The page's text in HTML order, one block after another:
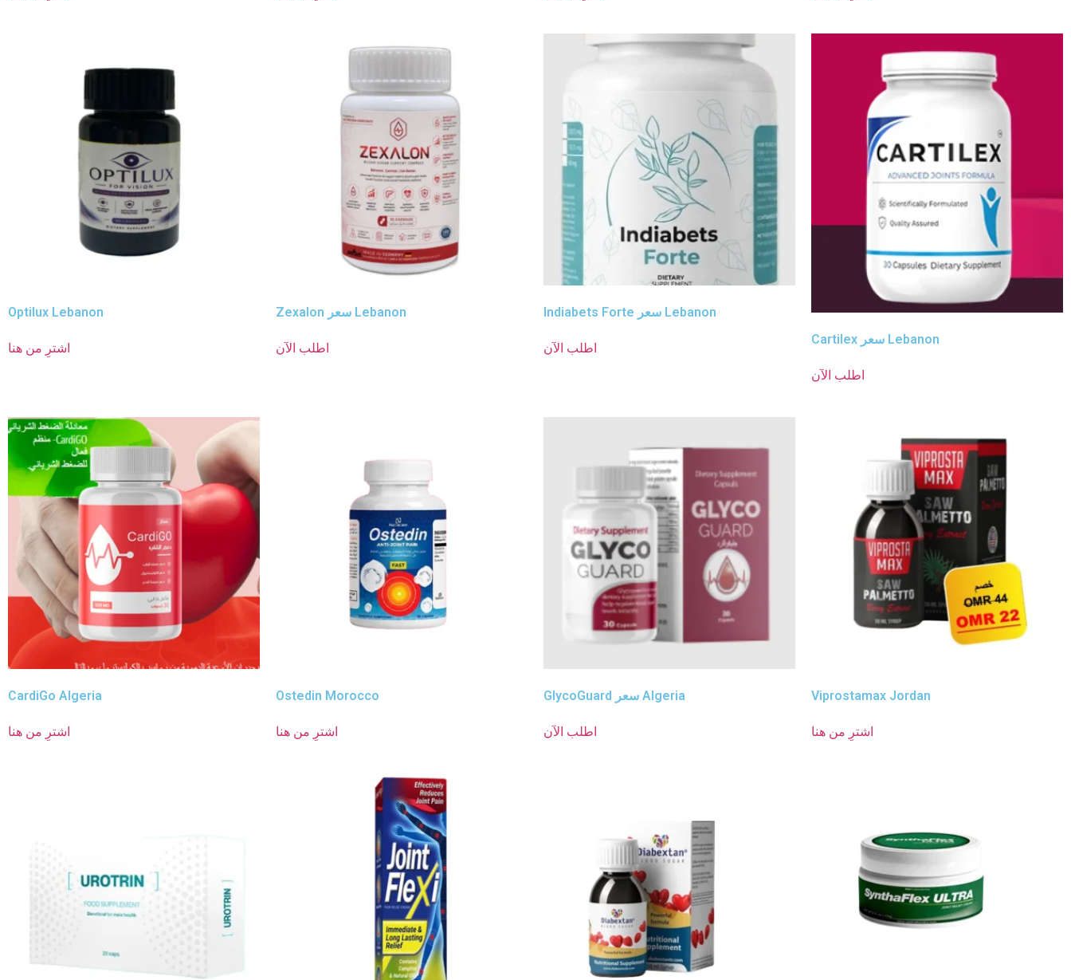
Optilux Lebanon
اشترِ من هنا
Zexalon سعر Lebanon
اطلب الآن
Indiabets Forte سعر Lebanon
اطلب الآن
Cartilex سعر Lebanon
اطلب الآن
CardiGo Algeria
اشترِ من هنا
Ostedin Morocco
اشترِ من هنا
GlycoGuard سعر Algeria
اطلب الآن
Viprostamax Jordan
اشترِ من هنا